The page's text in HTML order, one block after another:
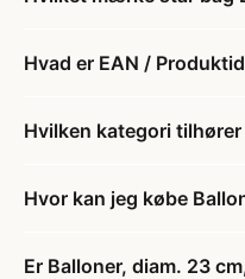
Hvad er EAN /
Hvilken kategori
Hvor kan jeg købe
Er Balloner, diam. 23